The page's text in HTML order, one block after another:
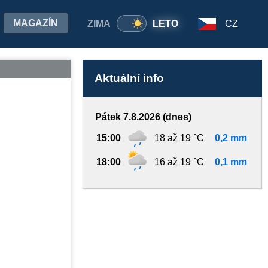
ZIMA LETO
MAGAZÍN CZ
Aktuální info
Pátek 7.8.2026 (dnes)
15:00 18 až 19 °C 0,2 mm
18:00 16 až 19 °C 0,1 mm